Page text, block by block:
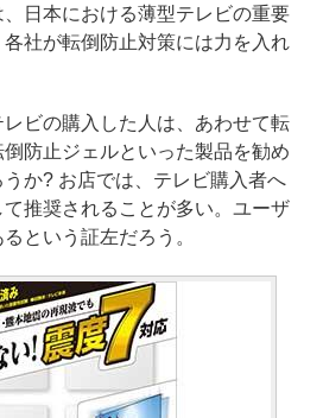
日本における薄型テレビの重要
社が転倒防止対策には力を入れ
ビの購入した人は、あわせて転
防止ジェルといった製品を勧め
か? お店では、テレビ購入者へ
推奨されることが多い。ユーザ
という証左だろう。